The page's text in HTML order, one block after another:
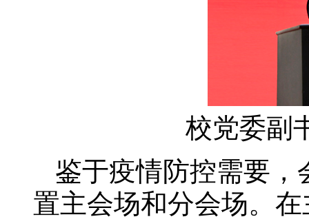
校党委副
鉴于疫情防控需要
置主会场和分会场。